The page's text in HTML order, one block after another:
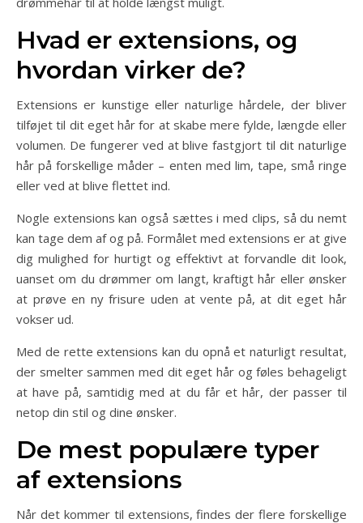
Hvad er extensions, og
hvordan virker de?
Extensions er kunstige eller naturlige hårdele, der bliver
tilføjet til dit eget hår for at skabe mere fylde, længde eller
volumen. De fungerer ved at blive fastgjort til dit naturlige
hår på forskellige måder – enten med lim, tape, små ringe
eller ved at blive flettet ind.
Nogle extensions kan også sættes i med clips, så du nemt
kan tage dem af og på. Formålet med extensions er at give
dig mulighed for hurtigt og effektivt at forvandle dit look,
uanset om du drømmer om langt, kraftigt hår eller ønsker
at prøve en ny frisure uden at vente på, at dit eget hår
vokser ud.
Med de rette extensions kan du opnå et naturligt resultat,
der smelter sammen med dit eget hår og føles behageligt
at have på, samtidig med at du får et hår, der passer til
netop din stil og dine ønsker.
De mest populære typer
af extensions
Når det kommer til extensions, findes der flere forskellige